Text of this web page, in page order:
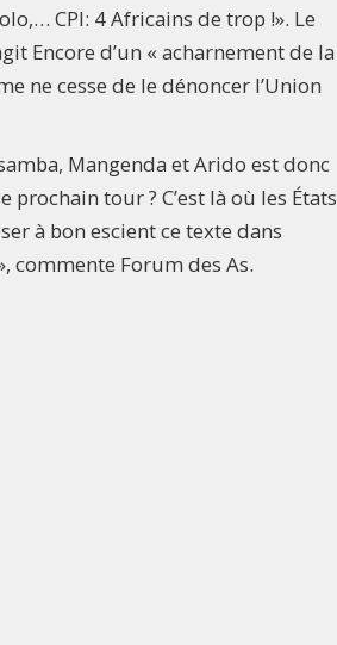
CPI: 4 Africains de trop !». Le
Encore d’un « acharnement de la
ne cesse de le dénoncer l’Union
Mangenda et Arido est donc
tour ? C’est là où les États
à bon escient ce texte dans
commente Forum des As.